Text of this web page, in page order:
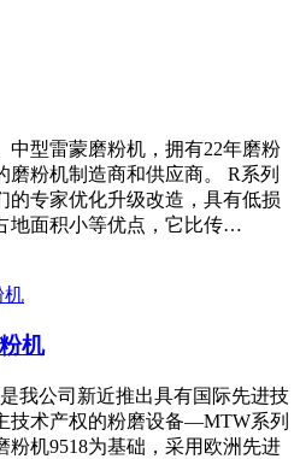
中型雷蒙磨粉机，拥有22年磨粉
磨粉机制造商和供应商。 R系列
的专家优化升级改造，具有低损
地面积小等优点，它比传…
机
我公司新近推出具有国际先进技
技术产权的粉磨设备—MTW系列
粉机9518为基础，采用欧洲先进